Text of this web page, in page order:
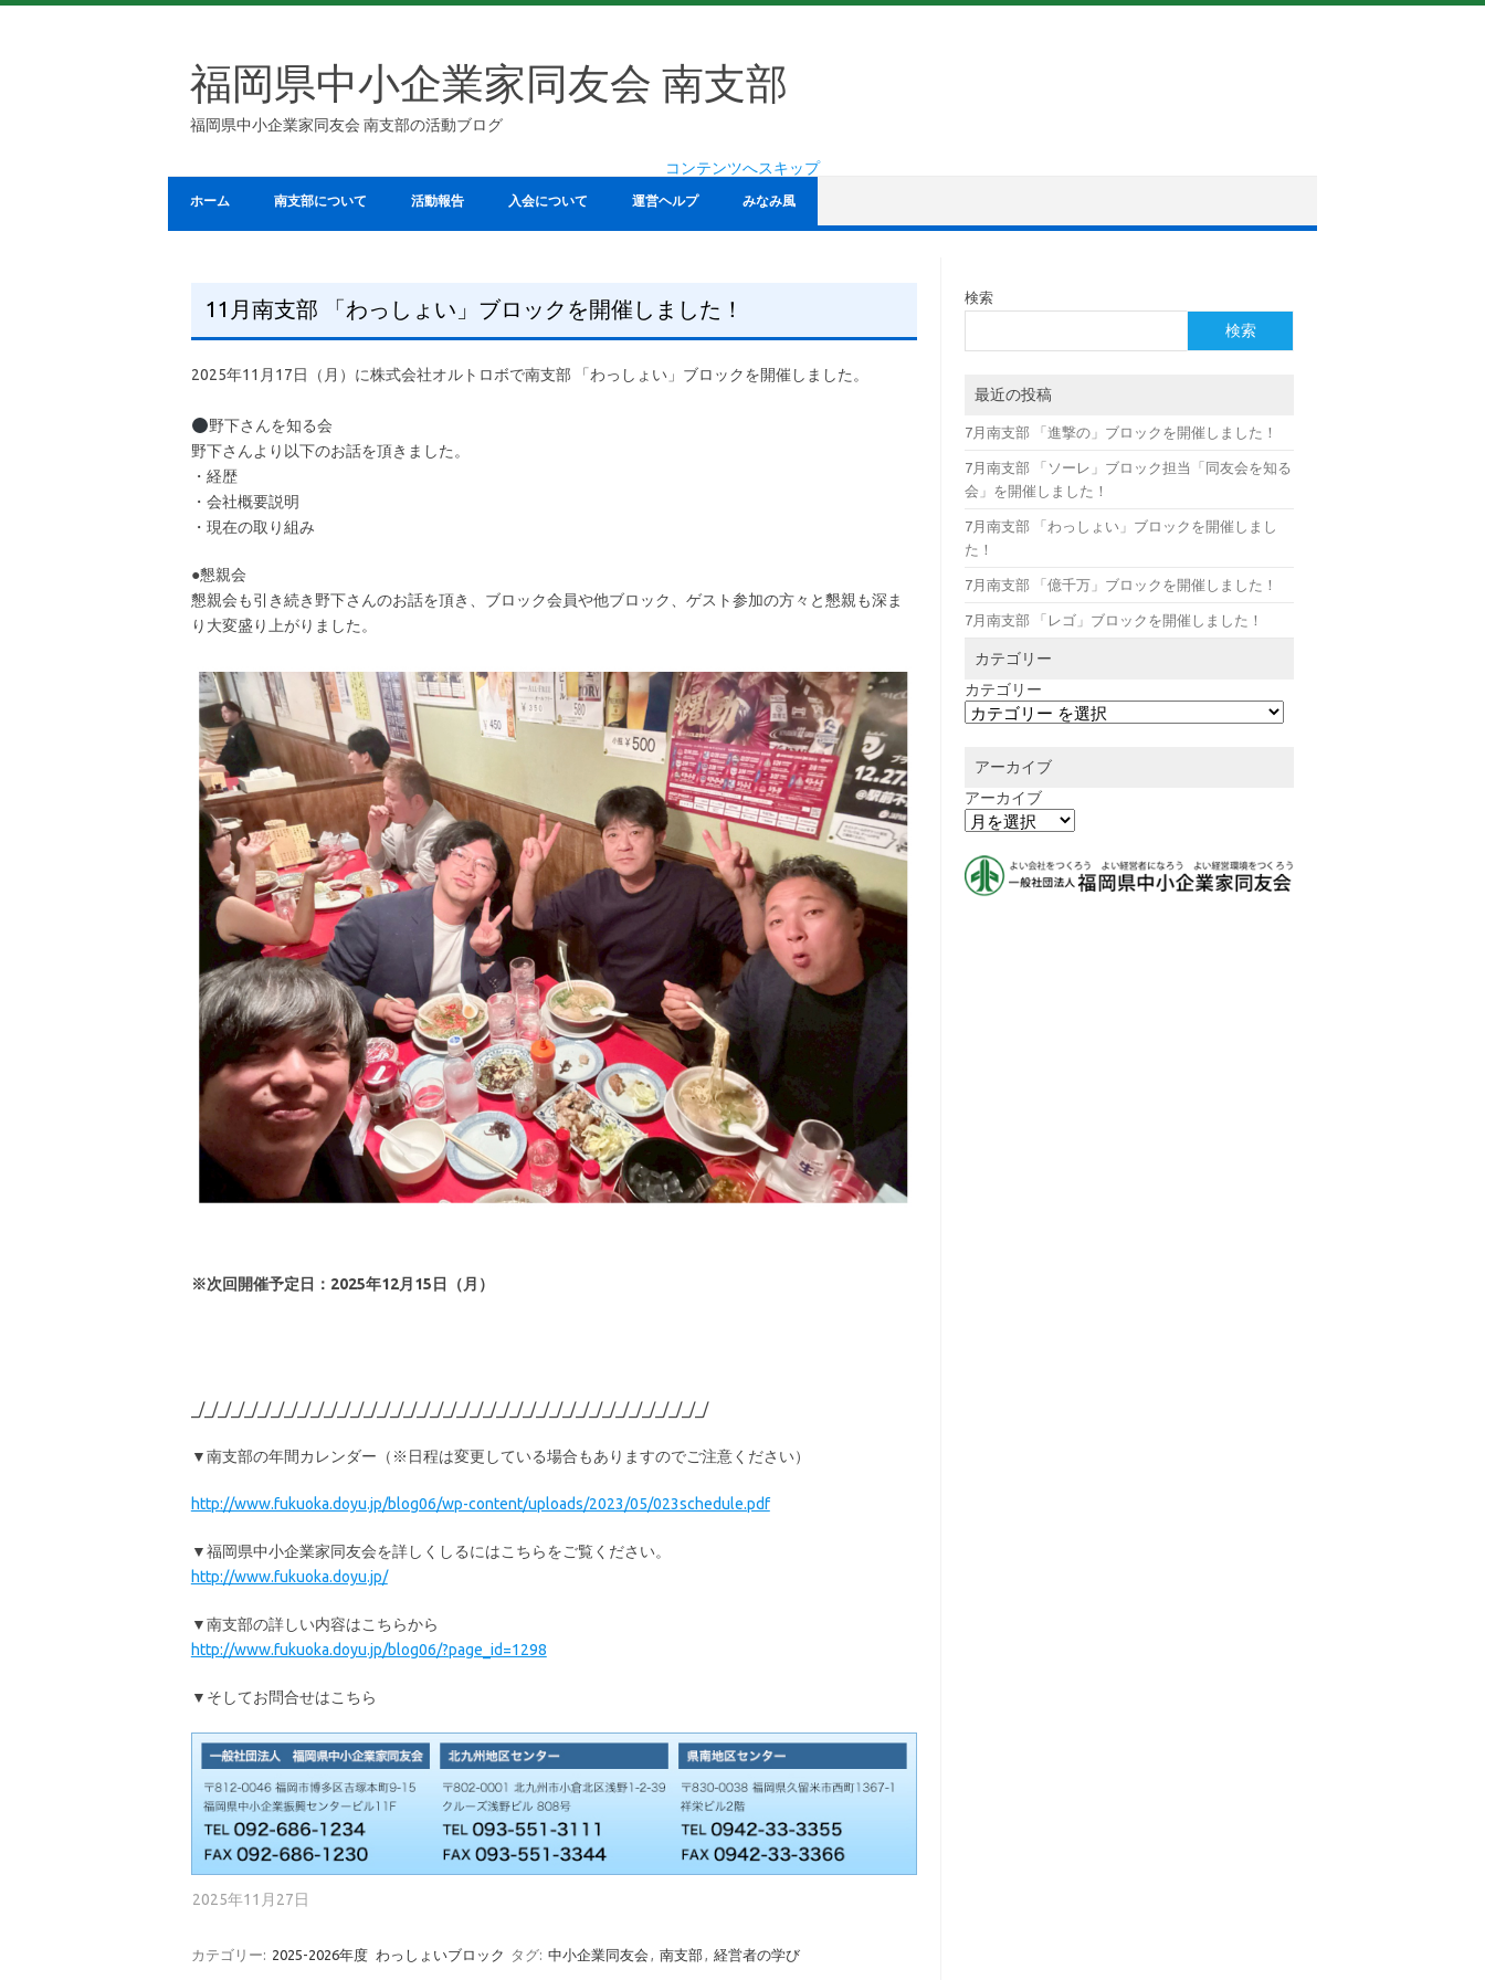
福岡県中小企業家同友会 南支部
福岡県中小企業家同友会 南支部の活動ブログ
コンテンツへスキップ
ホーム 南支部について 活動報告 入会について 運営ヘルプ みなみ風
11月南支部 「わっしょい」ブロックを開催しました！
2025年11月17日（月）に株式会社オルトロボで南支部 「わっしょい」ブロックを開催しました。
野下さんを知る会
野下さんより以下のお話を頂きました。
・経歴
・会社概要説明
・現在の取り組み
●懇親会
懇親会も引き続き野下さんのお話を頂き、ブロック会員や他ブロック、ゲスト参加の方々と懇親も深ま
り大変盛り上がりました。
※次回開催予定日：2025年12月15日（月）
_/_/_/_/_/_/_/_/_/_/_/_/_/_/_/_/_/_/_/_/_/_/_/_/_/_/_/_/_/_/_/_/_/_/_/_/_/_/_/
▼南支部の年間カレンダー（※日程は変更している場合もありますのでご注意ください）
http://www.fukuoka.doyu.jp/blog06/wp-content/uploads/2023/05/023schedule.pdf
▼福岡県中小企業家同友会を詳しくしるにはこちらをご覧ください。
http://www.fukuoka.doyu.jp/
▼南支部の詳しい内容はこちらから
http://www.fukuoka.doyu.jp/blog06/?page_id=1298
▼そしてお問合せはこちら
2025年11月27日
カテゴリー: 2025-2026年度 わっしょいブロック タグ: 中小企業同友会 , 南支部, 経営者の学び
検索
検索
最近の投稿
7月南支部 「進撃の」ブロックを開催しました！
7月南支部 「ソーレ」ブロック担当「同友会を知る
会」を開催しました！
7月南支部 「わっしょい」ブロックを開催しまし
た！
7月南支部 「億千万」ブロックを開催しました！
7月南支部 「レゴ」ブロックを開催しました！
カテゴリー
カテゴリー
アーカイブ
アーカイブ